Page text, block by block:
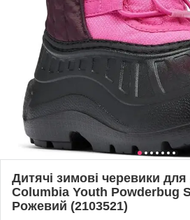
Дитячі зимові черевики для
Columbia Youth Powderbug
Рожевий (2103521)